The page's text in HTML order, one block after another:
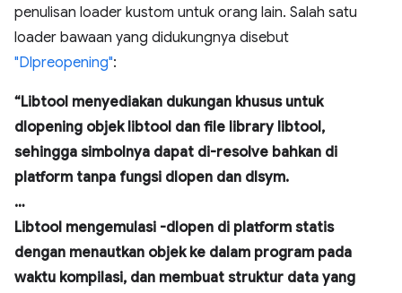
penulisan loader kustom untuk orang lain. Salah satu
loader bawaan yang didukungnya disebut
"Dlpreopening":
“Libtool menyediakan dukungan khusus untuk
dlopening objek libtool dan file library libtool,
sehingga simbolnya dapat di-resolve bahkan di
platform tanpa fungsi dlopen dan dlsym.
…
Libtool mengemulasi -dlopen di platform statis
dengan menautkan objek ke dalam program pada
waktu kompilasi, dan membuat struktur data yang